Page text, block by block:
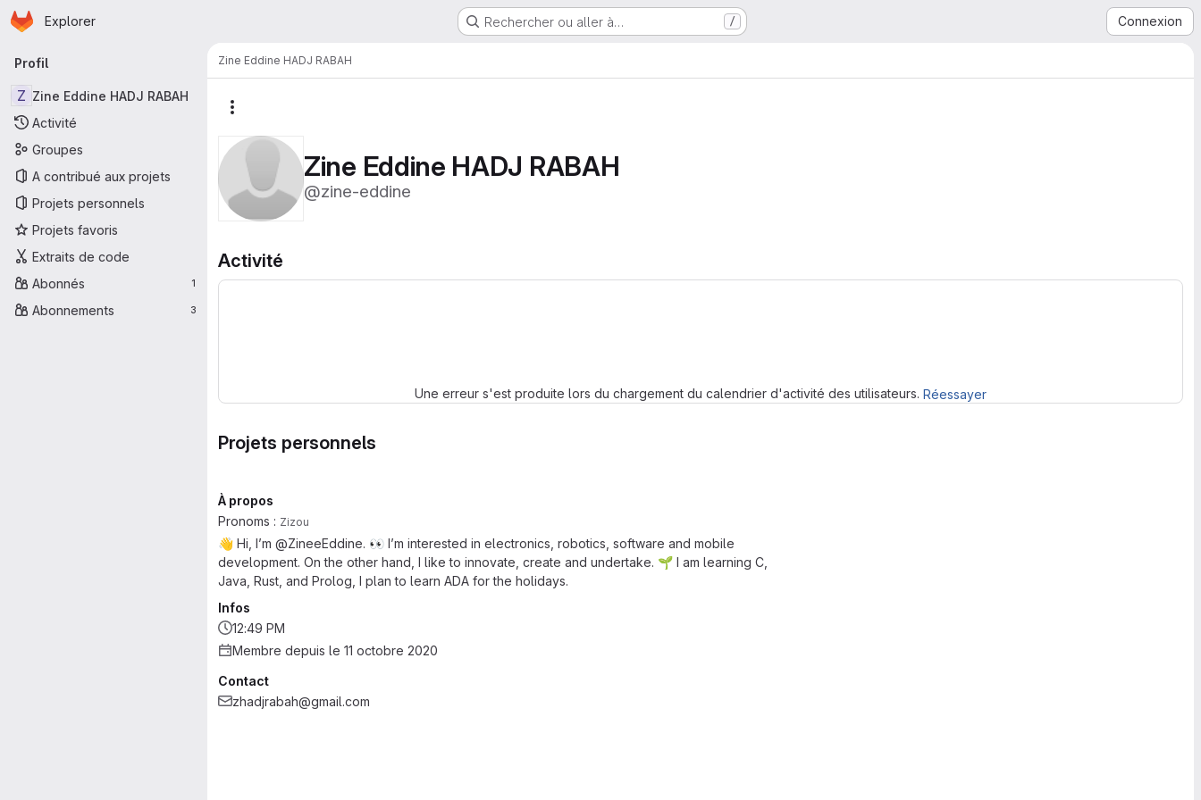
Passer au contenu principal
Page d'accueil
Explorer Rechercher ou aller à… / Connexion
Navigation principale
Profil
Z Zine Eddine HADJ RABAH
Activité
Groupes
A contribué aux projets
Projets personnels
Projets favoris
Extraits de code
Abonnés
1
Abonnements 3
Zine Eddine HADJ RABAH
Zine Eddine HADJ RABAH
@zine-eddine
Activité
Une erreur s'est produite lors du chargement du calendrier d'activité des utilisateurs. Réessayer
Projets personnels
À propos
Pronoms : Zizou
👋 Hi, I’m @ZineeEddine. 👀 I’m interested in electronics, robotics, software and mobile
development. On the other hand, I like to innovate, create and undertake. 🌱 I am learning C,
Java, Rust, and Prolog, I plan to learn ADA for the holidays.
Infos
12:49 PM
Membre depuis le 11 octobre 2020
Contact
zhadjrabah@gmail.com